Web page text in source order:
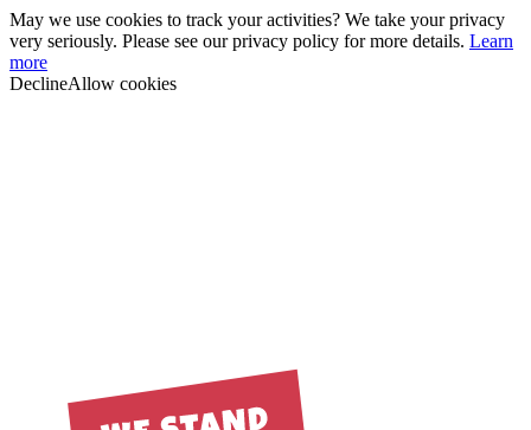
May we use cookies to track your activities? We take your privacy
very seriously. Please see our privacy policy for more details. Learn
more
DeclineAllow cookies